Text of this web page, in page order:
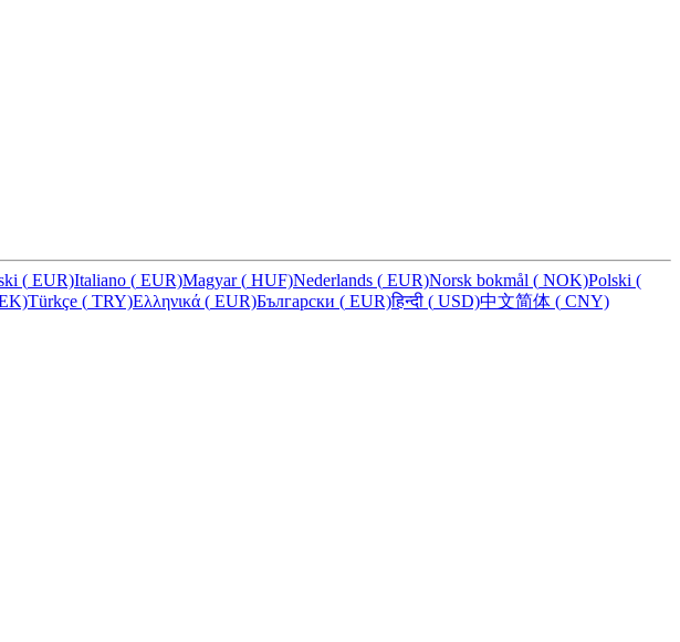
( EUR)Italiano ( EUR)Magyar( HUF)Nederlands ( EUR)Norsk bokmål ( NOK)Polski (
Türkçe ( TRY)Ελληνικά ( EUR)Български ( EUR)हिन्दी ( USD)中文简体 ( CNY)